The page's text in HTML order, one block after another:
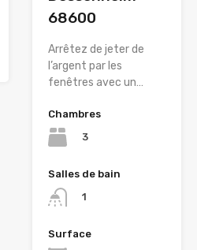
68600
Arrêtez de jeter de
l’argent par les
fenêtres avec un…
Chambres
3
Salles de bain
1
Surface